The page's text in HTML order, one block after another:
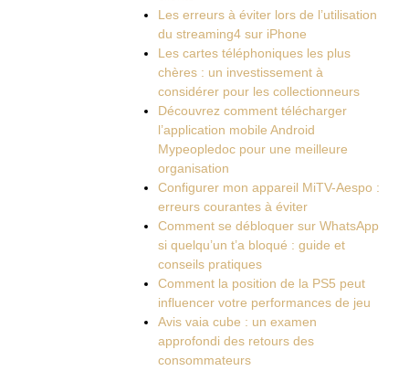
Les erreurs à éviter lors de l’utilisation
du streaming4 sur iPhone
Les cartes téléphoniques les plus
chères : un investissement à
considérer pour les collectionneurs
Découvrez comment télécharger
l’application mobile Android
Mypeopledoc pour une meilleure
organisation
Configurer mon appareil MiTV-Aespo :
erreurs courantes à éviter
Comment se débloquer sur WhatsApp
si quelqu’un t’a bloqué : guide et
conseils pratiques
Comment la position de la PS5 peut
influencer votre performances de jeu
Avis vaia cube : un examen
approfondi des retours des
consommateurs